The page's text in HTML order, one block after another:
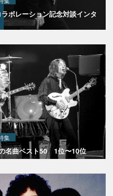
ボレーション記念対談インタ
集
名曲ベスト50 1位〜10位